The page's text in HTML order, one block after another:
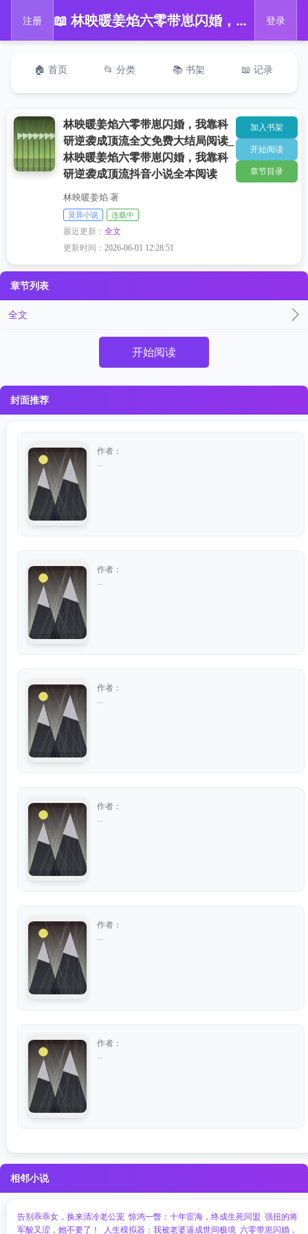
注册 📖 林映暖姜焰六零带崽闪婚，我靠科研逆袭成顶流全文免费大结局阅读_林映暖姜焰六零带崽闪婚，我靠科研逆袭成顶流抖音小说全本阅读 登录
🏠 首页 📂 分类 📚 书架 📖 记录
林映暖姜焰六零带崽闪婚，我靠科
研逆袭成顶流全文免费大结局阅读_
林映暖姜焰六零带崽闪婚，我靠科
研逆袭成顶流抖音小说全本阅读
林映暖姜焰 著
灵异小说 连载中
最近更新：全文
更新时间：2026-06-01 12:28:51
加入书架
开始阅读
章节目录
章节列表
全文
开始阅读
封面推荐
作者：
作者：
作者：
作者：
作者：
作者：
相邻小说
告别乖乖女，换来清冷老公宠 惊鸿一瞥：十年宦海，终成生死同盟 强扭的将
军酸又涩，她不要了！
人生模拟器：我被老婆逼成世间极境 六零带崽闪婚，